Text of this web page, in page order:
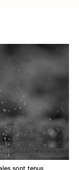
sont tenus